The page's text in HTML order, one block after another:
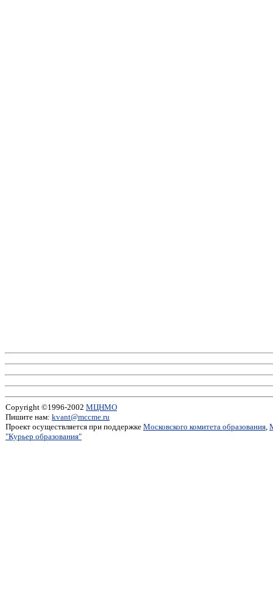
Copyright ©1996-2002 МЦНМО
Пишите нам: kvant@mccme.ru
Проект осуществляется при поддержке Московского комитета образования,
"Курьер образования"